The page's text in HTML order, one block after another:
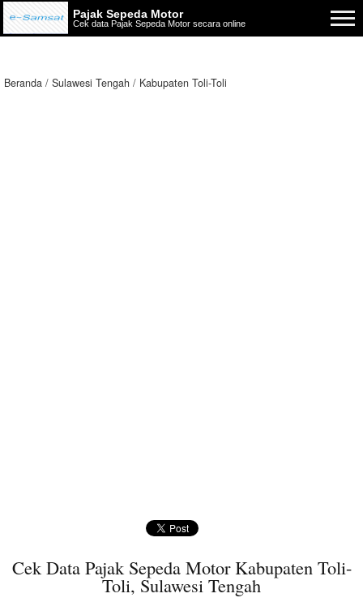
Pajak Sepeda Motor
Cek data Pajak Sepeda Motor secara online
Beranda Sulawesi Tengah Kabupaten Toli-Toli
Cek Data Pajak Sepeda Motor Kabupaten Toli-
Toli, Sulawesi Tengah